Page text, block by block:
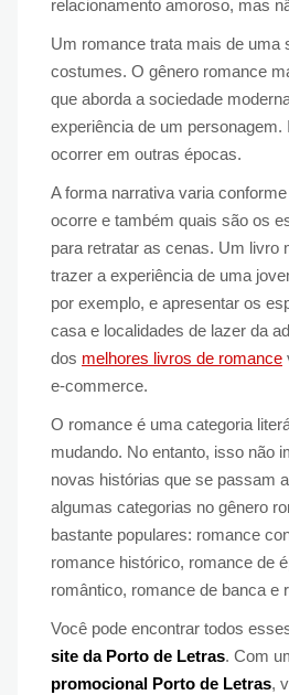
relacionamento amoroso, mas
Um romance trata mais de uma
costumes. O gênero romance
que aborda a sociedade
experiência de um
ocorrer em outras épocas.
A forma narrativa varia
ocorre e também quais são os
para retratar as cenas. Um livro
trazer a experiência de uma
por exemplo, e apresentar os
casa e localidades de lazer da
dos melhores livros de romance
e-commerce.
O romance é uma categoria
mudando. No entanto, isso não
novas histórias que se passam
algumas categorias no gênero
bastante populares: romance
romance histórico, romance de
romântico, romance de banca e
Você pode encontrar todos
site da Porto de Letras. Com
promocional Porto de Letras,